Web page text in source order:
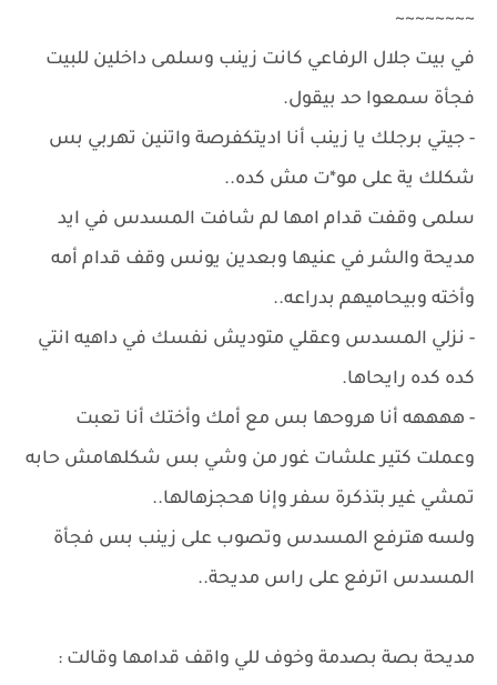
~~~~~~~~
في بيت جلال الرفاعي كانت زينب وسلمى داخلين للبيت
فجأة سمعوا حد بيقول.
- جيتي برجلك يا زينب أنا اديتكفرصة واتنين تهربي بس
شكلك ية على مو*ت مش كده..
سلمى وقفت قدام امها لم شافت المسدس في ايد
مديحة والشر في عنيها وبعدين يونس وقف قدام أمه
وأخته وبيحاميهم بدراعه..
- نزلي المسدس وعقلي متوديش نفسك في داهيه انتي
كده كده رايحاها.
- ههههه أنا هروحها بس مع أمك وأختك أنا تعبت
وعملت كتير علشات غور من وشي بس شكلهامش حابه
تمشي غير بتذكرة سفر وإنا هحجزهالها..
ولسه هترفع المسدس وتصوب على زينب بس فجأة
المسدس اترفع على راس مديحة..
مديحة بصة بصدمة وخوف للي واقف قدامها وقالت :